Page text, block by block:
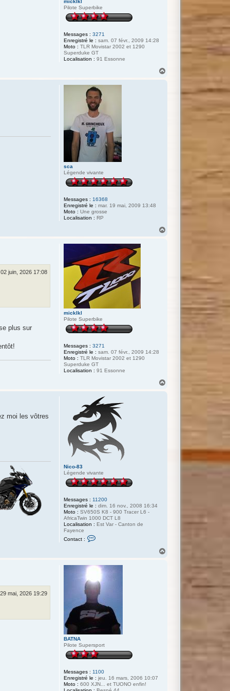
micklkl
Pilote Superbike
Messages : 3271
Enregistré le : sam. 07 févr., 2009 14:28
Moto : TLR Movistar 2002 et 1290
Superduke GT
Localisation : 91 Essonne
sca
Légende vivante
Messages : 16368
Enregistré le : mar. 19 mai, 2009 13:48
Moto : Une grosse
Localisation : RP
micklkl
Pilote Superbike
Messages : 3271
Enregistré le : sam. 07 févr., 2009 14:28
Moto : TLR Movistar 2002 et 1290
Superduke GT
Localisation : 91 Essonne
juin, 2026 17:08
plus sur
Nico-83
Légende vivante
Messages : 11200
Enregistré le : dim. 16 nov., 2008 16:34
Moto : SV650S K8 - 900 Tracer L6 -
AfricaTwin 1000 DCT L8
Localisation : Est Var - Canton de
Fayence
Contact :
c
r
N
i
c
-
3
moi les vôtres
BATNA
Pilote Supersport
Messages : 1100
Enregistré le : jeu. 16 mars, 2006 10:07
Moto : 600 XJN... et TUONO enfin!
mai, 2026 19:29